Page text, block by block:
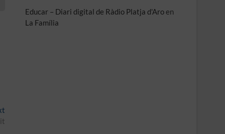
Educar – Diari digital de Ràdio Platja d'Aro en
La Família